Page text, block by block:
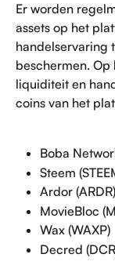
Er worden
assets op het
handelservaring
beschermen. Op
liquiditeit en
coins van het
Boba
Steem
Ardor (ARDR)
MovieBloc
Wax (WAXP)
Decred